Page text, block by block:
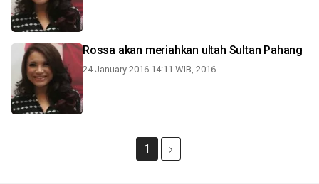
Rossa akan meriahkan ultah Sultan Pahang
24 January 2016 14:11 WIB, 2016
1